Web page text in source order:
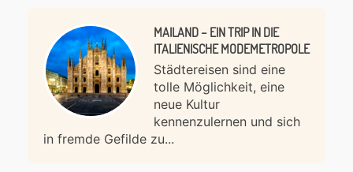
MAILAND – EIN TRIP IN DIE
ITALIENISCHE MODEMETROPOLE
Städtereisen sind eine
tolle Möglichkeit, eine
neue Kultur
kennenzulernen und sich
in fremde Gefilde zu...